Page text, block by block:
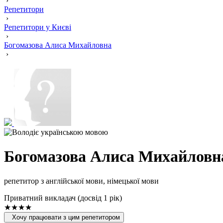
Репетитори
›
Репетитори у Києві
›
Богомазова Алиса Михайловна
›
Богомазова Алиса
репетитор з англійської мови, німецької мови
Приватний викладач (досвід 1 рік)
★★★★
Хочу працювати з цим репетитором